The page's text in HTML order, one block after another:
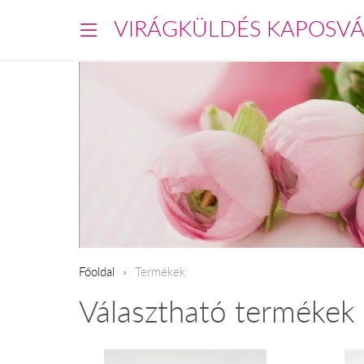
VIRÁGKÜLDÉS
Főoldal Termékek
Választható termékek